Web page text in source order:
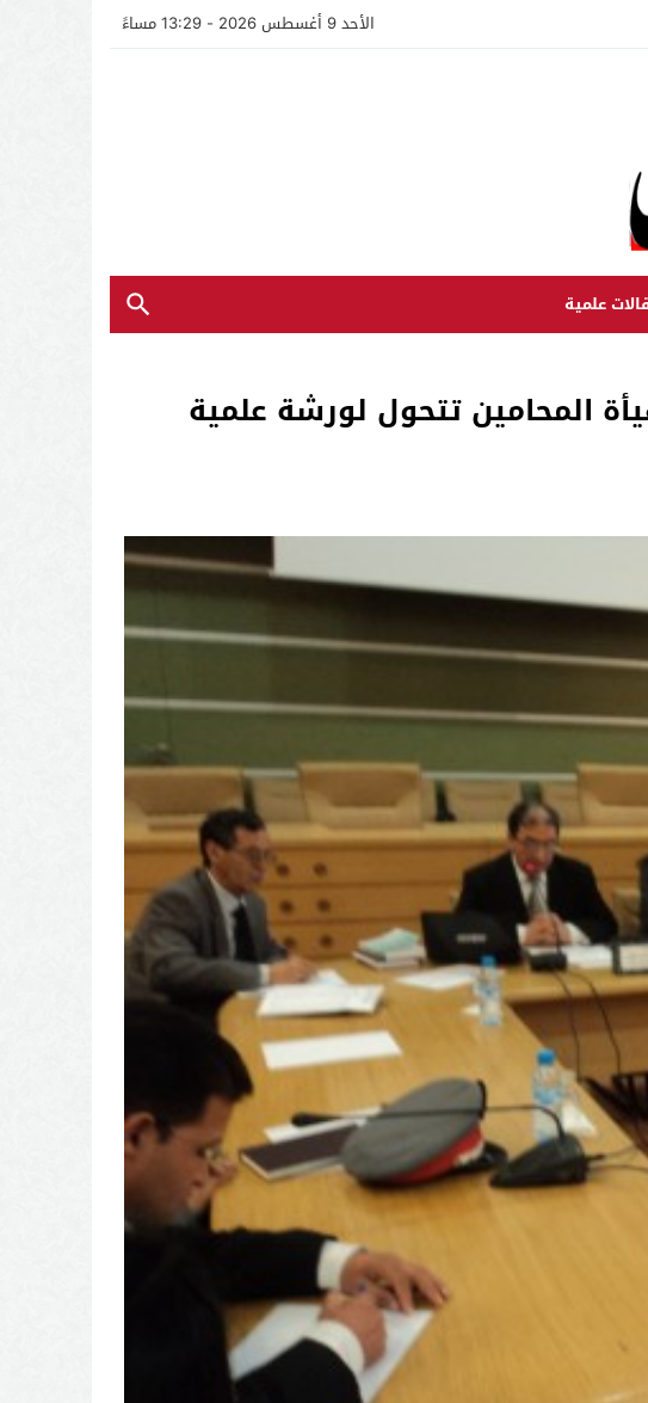
الأحد 9 أغسطس 2026 - 13:29 مساءً
علمية
المحامين تتحول لورشة علمية